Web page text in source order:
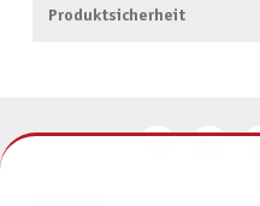
Produktsicherheit